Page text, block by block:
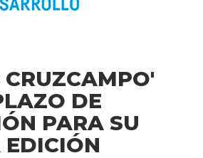
DE
PARA SU
EDICIÓN